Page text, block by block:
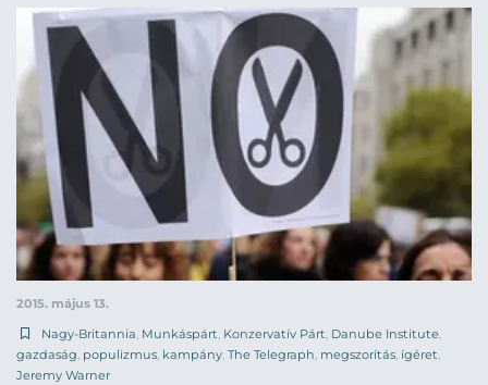
2015. május 13.
Nagy-Britannia, Munkáspárt, Konzervatív Párt, Danube Institute,
gazdaság, populizmus, kampány, The Telegraph, megszorítás, ígéret,
Jeremy Warner